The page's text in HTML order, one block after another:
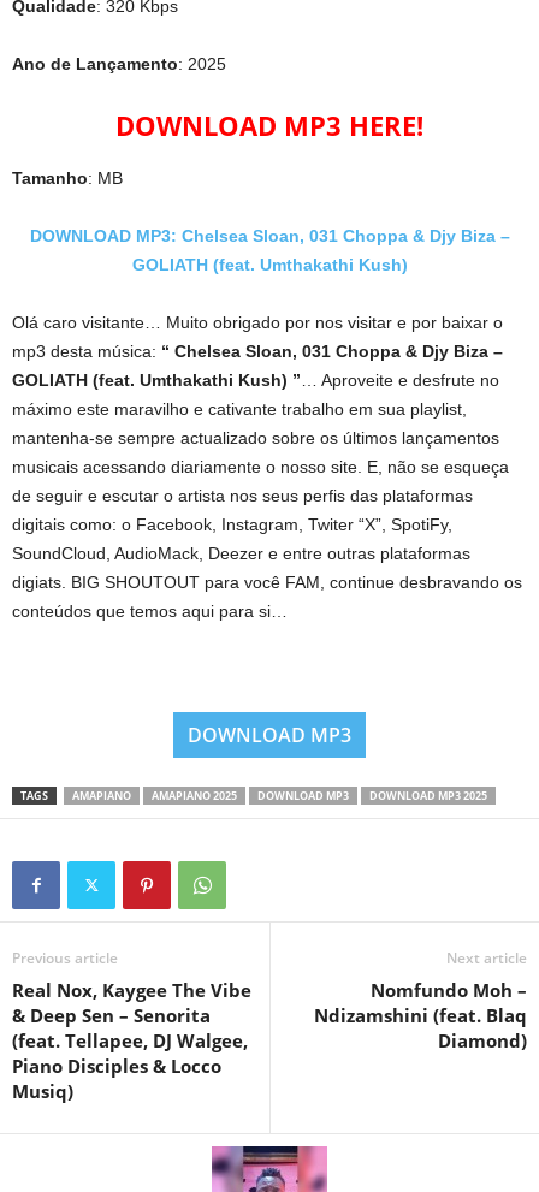
Qualidade: 320 Kbps
Ano de Lançamento: 2025
DOWNLOAD MP3 HERE!
Tamanho: MB
DOWNLOAD MP3: Chelsea Sloan, 031 Choppa & Djy Biza –
GOLIATH (feat. Umthakathi Kush)
Olá caro visitante… Muito obrigado por nos visitar e por baixar o
mp3 desta música: “ Chelsea Sloan, 031 Choppa & Djy Biza –
GOLIATH (feat. Umthakathi Kush) ” … Aproveite e desfrute no
máximo este maravilho e cativante trabalho em sua playlist,
mantenha-se sempre actualizado sobre os últimos lançamentos
musicais acessando diariamente o nosso site. E, não se esqueça
de seguir e escutar o artista nos seus perfis das plataformas
digitais como: o Facebook, Instagram, Twiter “X”, SpotiFy,
SoundCloud, AudioMack, Deezer e entre outras plataformas
digiats. BIG SHOUTOUT para você FAM, continue desbravando os
conteúdos que temos aqui para si…
DOWNLOAD MP3
TAGS AMAPIANO AMAPIANO 2025 DOWNLOAD MP3 DOWNLOAD MP3 2025
Previous article
Real Nox, Kaygee The Vibe
& Deep Sen – Senorita
(feat. Tellapee, DJ Walgee,
Piano Disciples & Locco
Musiq)
Next article
Nomfundo Moh –
Ndizamshini (feat. Blaq
Diamond)